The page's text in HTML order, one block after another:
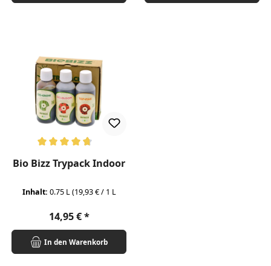
Bio Bizz Trypack Indoor
Inhalt: 0.75 L(19,93 € / 1 L
Regulärer Preis:
14,95 €
In den Warenkorb